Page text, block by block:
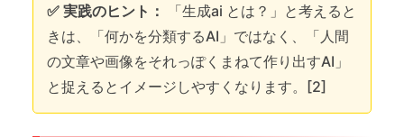
✅ 実践のヒント：
「生成ai とは？」と考えると
きは、「何かを分類するAI」ではなく、「人間
の文章や画像をそれっぽくまねて作り出すAI」
と捉えるとイメージしやすくなります。[2]